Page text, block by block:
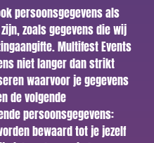
persoonsgegevens als
zoals gegevens die wij
Multifest Events
niet langer dan strikt
waarvoor je gegevens
de volgende
persoonsgegevens:
bewaard tot je jezelf